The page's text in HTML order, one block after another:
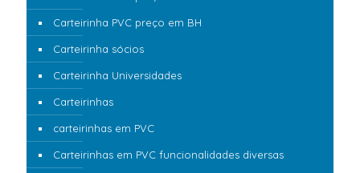
Carteirinha PVC preço em BH
Carteirinha sócios
Carteirinha Universidades
Carteirinhas
carteirinhas em PVC
Carteirinhas em PVC funcionalidades diversas